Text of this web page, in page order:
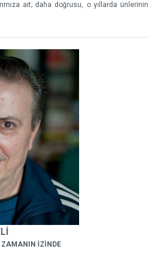
ait; daha doğrusu, o yıllarda ünlerinin
ZAMANIN İZİNDE